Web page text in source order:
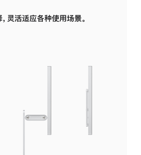
灵活适应各种使用场景。